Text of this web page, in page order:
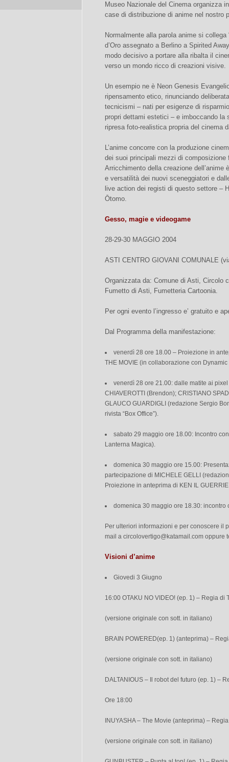
Museo Nazionale del Cinema organizza
case di distribuzione di anime nel nostro
Normalmente alla parola anime si collega
d’Oro assegnato a Berlino a Spirited
modo decisivo a portare alla ribalta il
verso un mondo ricco di creazioni visive.
Un esempio ne è Neon Genesis
ripensamento etico, rinunciando
tecnicismi – nati per esigenze di
propri dettami estetici – e imboccando la
ripresa foto-realistica propria del cinema
L’anime concorre con la produzione
dei suoi principali mezzi di composizione
Arricchimento della creazione dell’anime
e versatilità dei nuovi sceneggiatori e
live action dei registi di questo settore –
Ōtomo.
Gesso, magie e videogame
28-29-30 MAGGIO 2004
ASTI CENTRO GIOVANI COMUNALE
Organizzata da: Comune di Asti, Circolo
Fumetto di Asti, Fumetteria Cartoonia.
Per ogni evento l’ingresso e’ gratuito e
Dal Programma della manifestazione:
venerdì 28 ore 18.00 – Proiezione in
THE MOVIE (in collaborazione con Dynamic
venerdì 28 ore 21.00: dalle matite ai
CHIAVEROTTI (Brendon); CRISTIANO
GLAUCO GUARDIGLI (redazione Sergio
rivista “Box Office”).
sabato 29 maggio ore 18.00: Incontro
Lanterna Magica).
domenica 30 maggio ore 15.00:
partecipazione di MICHELE GELLI
Proiezione in anteprima di KEN IL
domenica 30 maggio ore 18.30: incontro
Per ulteriori informazioni e per conoscere il
mail a circolovertigo@katamail.com oppure
Visioni d’anime
Giovedi 3 Giugno
16:00 OTAKU NO VIDEO! (ep. 1) – Regia di
(versione originale con sott. in italiano)
BRAIN POWERED(ep. 1) (anteprima) –
(versione originale con sott. in italiano)
DALTANIOUS – Il robot del futuro (ep. 1) –
Ore 18:00
INUYASHA – The Movie (anteprima) –
(versione originale con sott. in italiano)